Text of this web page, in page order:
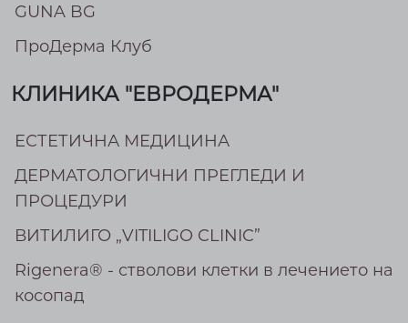
GUNA BG
ПроДерма Клуб
КЛИНИКА "ЕВРОДЕРМА"
ЕСТЕТИЧНА МЕДИЦИНА
ДЕРМАТОЛОГИЧНИ ПРЕГЛЕДИ И
ПРОЦЕДУРИ
ВИТИЛИГО „VITILIGO CLINIC”
Rigenera® - стволови клетки в лечението на
косопад